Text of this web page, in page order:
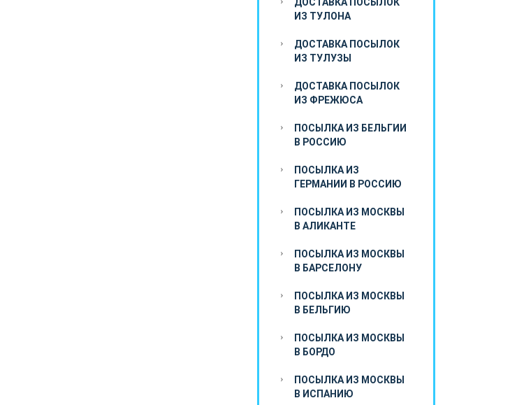
ИЗ ТУЛОНА
ДОСТАВКА ПОСЫЛОК
ИЗ ТУЛУЗЫ
ДОСТАВКА ПОСЫЛОК
ИЗ ФРЕЖЮСА
ПОСЫЛКА ИЗ БЕЛЬГИИ
В РОССИЮ
ПОСЫЛКА ИЗ
ГЕРМАНИИ В РОССИЮ
ПОСЫЛКА ИЗ МОСКВЫ
В АЛИКАНТЕ
ПОСЫЛКА ИЗ МОСКВЫ
В БАРСЕЛОНУ
ПОСЫЛКА ИЗ МОСКВЫ
В БЕЛЬГИЮ
ПОСЫЛКА ИЗ МОСКВЫ
В БОРДО
ПОСЫЛКА ИЗ МОСКВЫ
В ИСПАНИЮ